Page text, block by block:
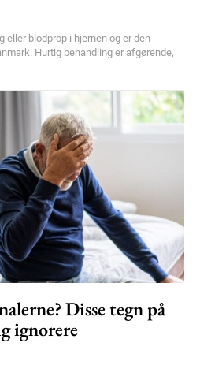
Plans
eller blodprop i hjernen og er den
Hurtig behandling er afgørende,
Disse tegn på
ignorere